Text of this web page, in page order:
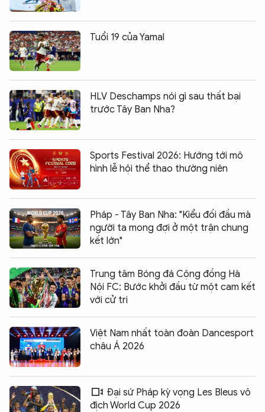
Tuổi 19 của Yamal
HLV Deschamps nói gì sau thất bại
trước Tây Ban Nha?
Sports Festival 2026: Hướng tới mô
hình lễ hội thể thao thường niên
Pháp - Tây Ban Nha: "Kiểu đối đầu mà
người ta mong đợi ở một trận chung
kết lớn"
Trung tâm Bóng đá Cộng đồng Hà
Nội FC: Bước khởi đầu từ một cam kết
với cử tri
Việt Nam nhất toàn đoàn Dancesport
châu Á 2026
Đại sứ Pháp kỳ vọng Les Bleus vô
địch World Cup 2026